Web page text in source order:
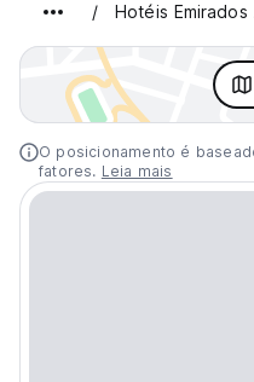
Hotéis
O posicionamento é
fatores. Leia mais